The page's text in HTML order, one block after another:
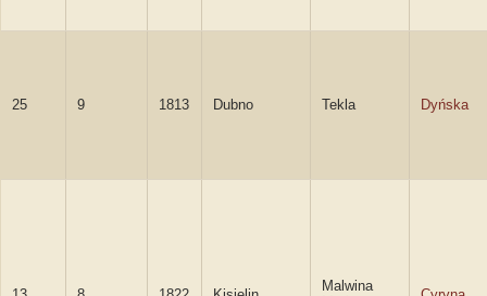
25 9 1813 Dubno Tekla Dyńska
Malwina